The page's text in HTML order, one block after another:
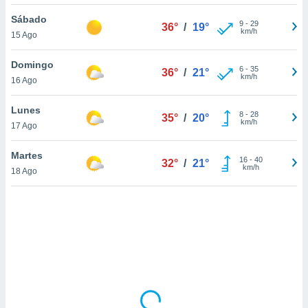
sitio
En
sean
el sitio
ni para
o
Sábado
15 Ago
36° / 19° 9- 29
km/h
Domingo
16 Ago
36° / 21° 6- 35
km/h
Lunes
17 Ago
35° / 20° 8- 28
km/h
Martes
18 Ago
32° / 21° 16- 40
km/h